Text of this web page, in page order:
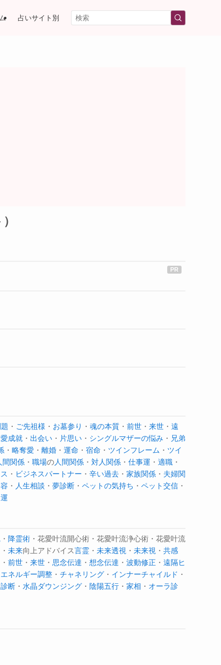
占いサイト別
・ ご先祖様 ・ お墓参り ・ 魂の本質 ・ 前世 ・ 来世 ・ 遠
成就 ・ 出会い ・ 片思い ・ シングルマザーの悩み ・ 兄弟
・ 略奪愛 ・ 離婚 ・ 運命 ・ 宿命 ・ ツインフレーム ・ ツイ
間関係 ・ 職場の人間関係 ・ 対人関係 ・ 仕事運 ・ 適職 ・
・ ビジネスパートナー ・ 辛い過去 ・ 家族関係 ・ 夫婦関
・ 人生相談 ・ 夢診断 ・ ペットの気持ち ・ ペット交信 ・
・ 降霊術 ・花愛叶流開心術・花愛叶流浄心術・花愛叶流
・ 未来向上アドバイス言霊 ・ 未来透視 ・ 未来視 ・ 共感
・ 前世 ・ 来世 ・ 思念伝達 ・ 想念伝達 ・ 波動修正 ・ 遠隔ヒ
エネルギー調整 ・ チャネリング ・ インナーチャイルド ・
断 ・ 水晶ダウンジング ・ 陰陽五行 ・ 家相 ・ オーラ診